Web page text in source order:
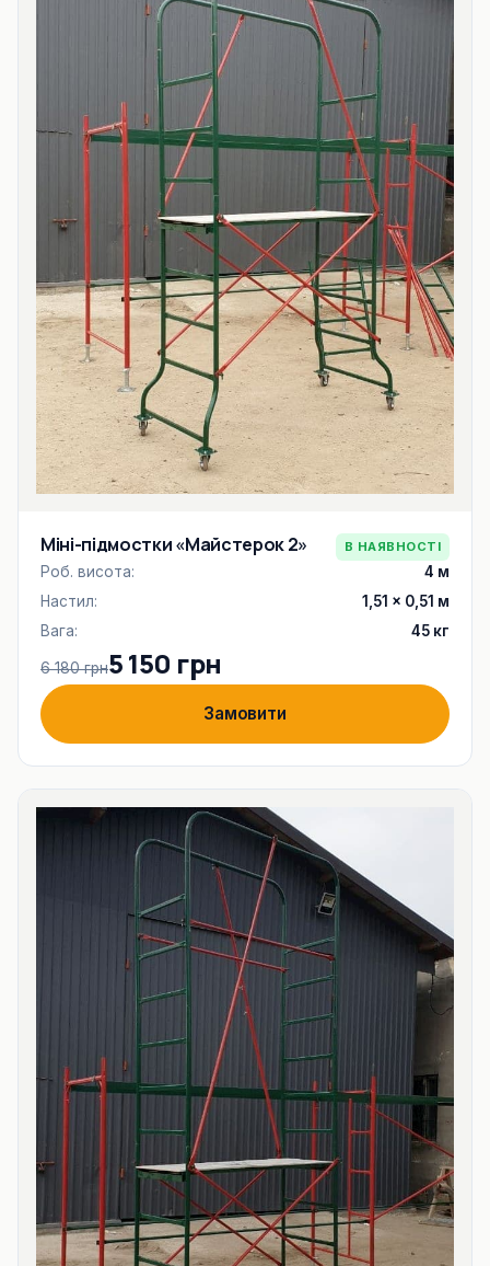
Міні-підмостки «Майстерок 2» В НАЯВНОСТІ
Роб. висота:
4 м
Настил:
1,51 × 0,51 м
Вага:
45 кг
6 180 грн5 150 грн
Замовити